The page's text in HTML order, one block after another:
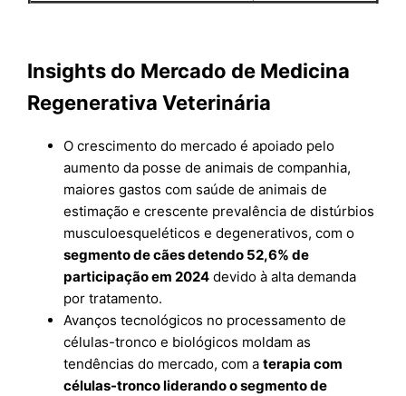
Insights do Mercado de Medicina
Regenerativa Veterinária
O crescimento do mercado é apoiado pelo
aumento da posse de animais de companhia,
maiores gastos com saúde de animais de
estimação e crescente prevalência de distúrbios
musculoesqueléticos e degenerativos, com o
segmento de cães detendo 52,6% de
participação em 2024 devido à alta demanda
por tratamento.
Avanços tecnológicos no processamento de
células-tronco e biológicos moldam as
tendências do mercado, com aterapia com
células-tronco liderando o segmento de